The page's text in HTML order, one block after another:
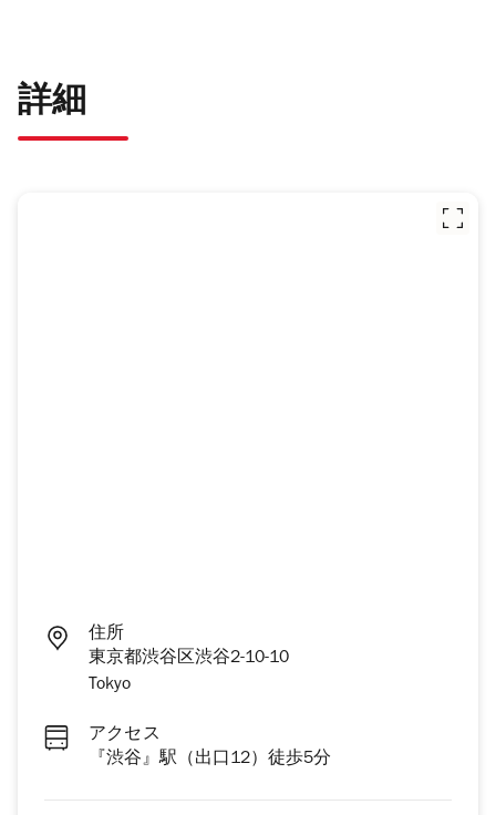
詳細
住所
東京都渋谷区渋谷2-10-10
Tokyo
アクセス
『渋谷』駅（出口12）徒歩5分